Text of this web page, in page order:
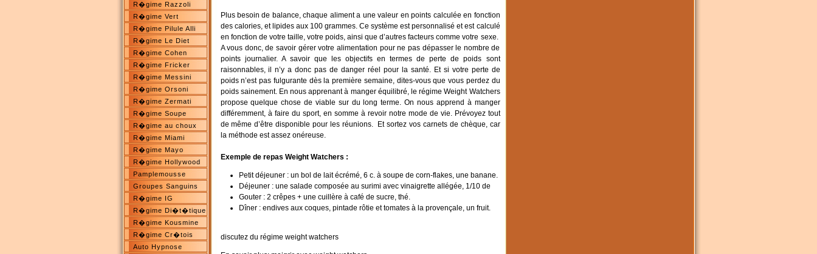
R�gime Razzoli
R�gime Vert
R�gime Pilule Alli
R�gime Le Diet
R�gime Cohen
R�gime Fricker
R�gime Messini
R�gime Orsoni
R�gime Zermati
R�gime Soupe
R�gime au choux
R�gime Miami
R�gime Mayo
R�gime Hollywood
Pamplemousse
Groupes Sanguins
R�gime IG
R�gime Di�t�tique
R�gime Kousmine
R�gime Cr�tois
Auto Hypnose
Plus besoin de balance, chaque aliment a une valeur en points calculée en fonction
des calories, et lipides aux 100 grammes. Ce système est personnalisé et est calculé
en fonction de votre taille, votre poids, ainsi que d’autres facteurs comme votre sexe.
A vous donc, de savoir gérer votre alimentation pour ne pas dépasser le nombre de
points journalier. A savoir que les objectifs en termes de perte de poids sont
raisonnables, il n’y a donc pas de danger réel pour la santé. Et si votre perte de
poids n’est pas fulgurante dès la première semaine, dites-vous que vous perdez du
poids sainement. En nous apprenant à manger équilibré, le régime Weight Watchers
propose quelque chose de viable sur du long terme. On nous apprend à manger
différemment, à faire du sport, en somme à revoir notre mode de vie. Prévoyez tout
de même d’être disponible pour les réunions. Et sortez vos carnets de chèque, car
la méthode est assez onéreuse.
Exemple de repas Weight Watchers :
Petit déjeuner : un bol de lait écrémé, 6 c. à soupe de corn-flakes, une banane.
Déjeuner : une salade composée au surimi avec vinaigrette allégée, 1/10 de
Gouter : 2 crêpes + une cuillère à café de sucre, thé.
Dîner : endives aux coques, pintade rôtie et tomates à la provençale, un fruit.
discutez du régime weight watchers